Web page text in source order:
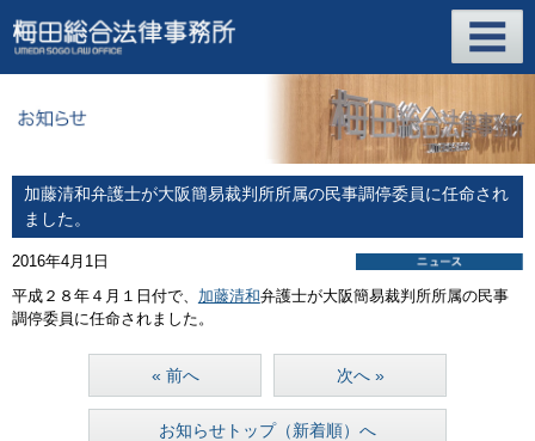
加藤清和弁護士が大阪簡易裁判所所属の民事調停委員に任命され
ました。
2016年4月1日
平成２８年４月１日付で、 加藤清和弁護士が大阪簡易裁判所所属の民事
調停委員に任命されました。
« 前へ
お知らせトップ（新着順）へ
次へ »